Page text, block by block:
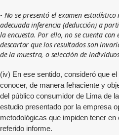
- No se presentó el examen
adecuada inferencia (deducción) a
la encuesta. Por ello, no se cuenta
descartar que los resultados son
de la muestra, o selección de
(iv) En ese sentido, consideró que
conocer, de manera fehaciente y
del público consumidor de Lima de
estudio presentado por la empresa
metodológicas que impiden tener en
referido informe.